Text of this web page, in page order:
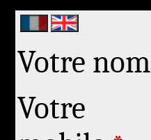
Votre nom
Votre